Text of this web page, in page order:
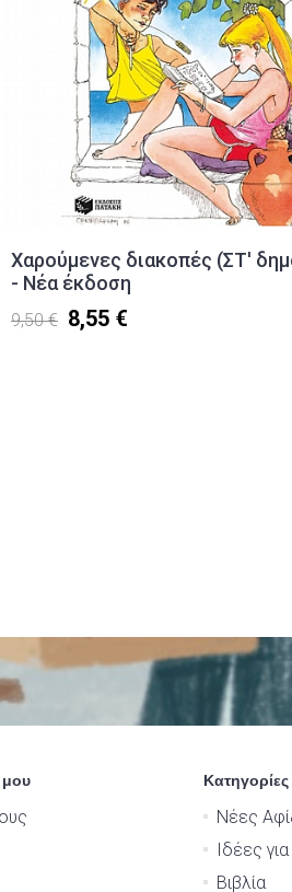
Χαρούμενες διακοπές (ΣΤ'
- Νέα έκδοση
9,50 € 8,55 €
Νέες
Ιδέες
Βιβλία